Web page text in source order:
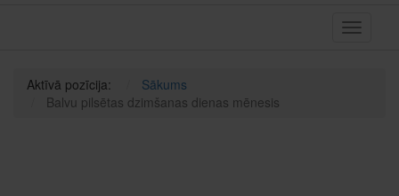
Toggle
Aktīvā pozīcija:
Sākums
Balvu pilsētas dzimšanas dienas mēnesis